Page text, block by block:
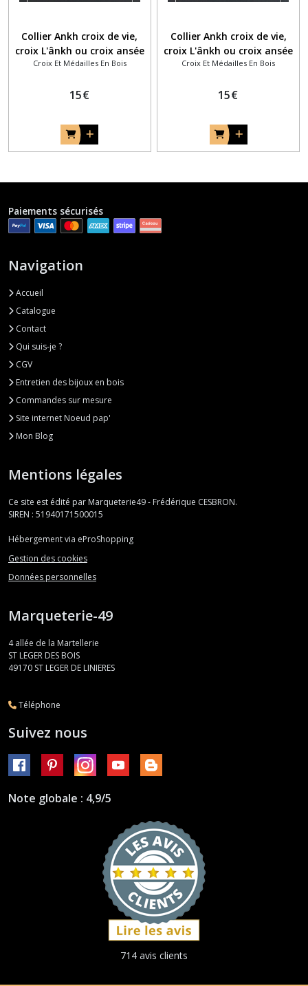
Collier Ankh croix de vie,
croix L'ânkh ou croix ansée
en bois précieux loupe
Croix Et Médailles En Bois
15€
Collier Ankh croix de vie,
croix L'ânkh ou croix ansée
en bois d'acajou
Croix Et Médailles En Bois
15€
Paiements sécurisés
Navigation
Accueil
Catalogue
Contact
Qui suis-je ?
CGV
Entretien des bijoux en bois
Commandes sur mesure
Site internet Noeud pap'
Mon Blog
Mentions légales
Ce site est édité par Marqueterie49 - Frédérique CESBRON.
SIREN : 51940171500015
Hébergement via eProShopping
Gestion des cookies
Données personnelles
Marqueterie-49
4 allée de la Martellerie
ST LEGER DES BOIS
49170 ST LEGER DE LINIERES
Téléphone
Suivez nous
Note globale : 4,9/5
714 avis clients